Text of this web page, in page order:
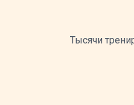
Тысячи